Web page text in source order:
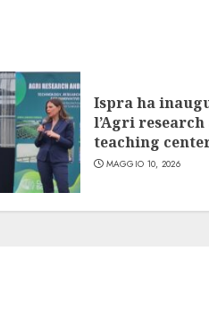
Ispra ha
l’Agri research
teaching
MAGGIO 10, 2026